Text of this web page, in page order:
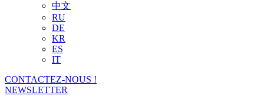
中文
RU
DE
KR
ES
IT
CONTACTEZ-NOUS !
NEWSLETTER